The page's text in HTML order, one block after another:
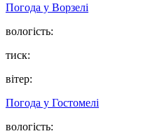
Погода у Ворзелі
вологість:
тиск:
вітер:
Погода у Гостомелі
вологість: